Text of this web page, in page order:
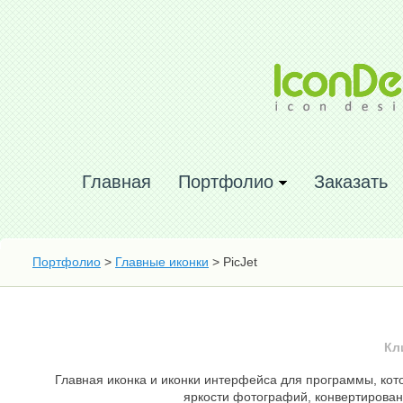
Главная Портфолио Заказать
Портфолио > Главные иконки > PicJet
Главная иконка и иконки интерфейса для программы,
яркости фотографий,